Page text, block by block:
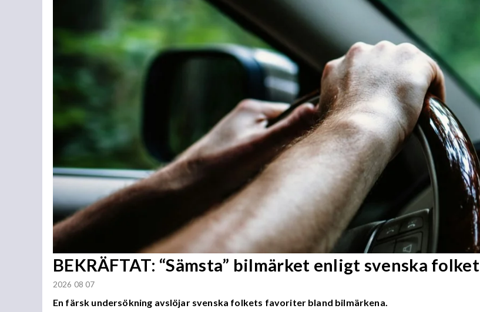
BEKRÄFTAT: “Sämsta” bilmärket enligt svenska folket
2026 08 07
En färsk undersökning avslöjar svenska folkets favoriter bland bilmärkena.